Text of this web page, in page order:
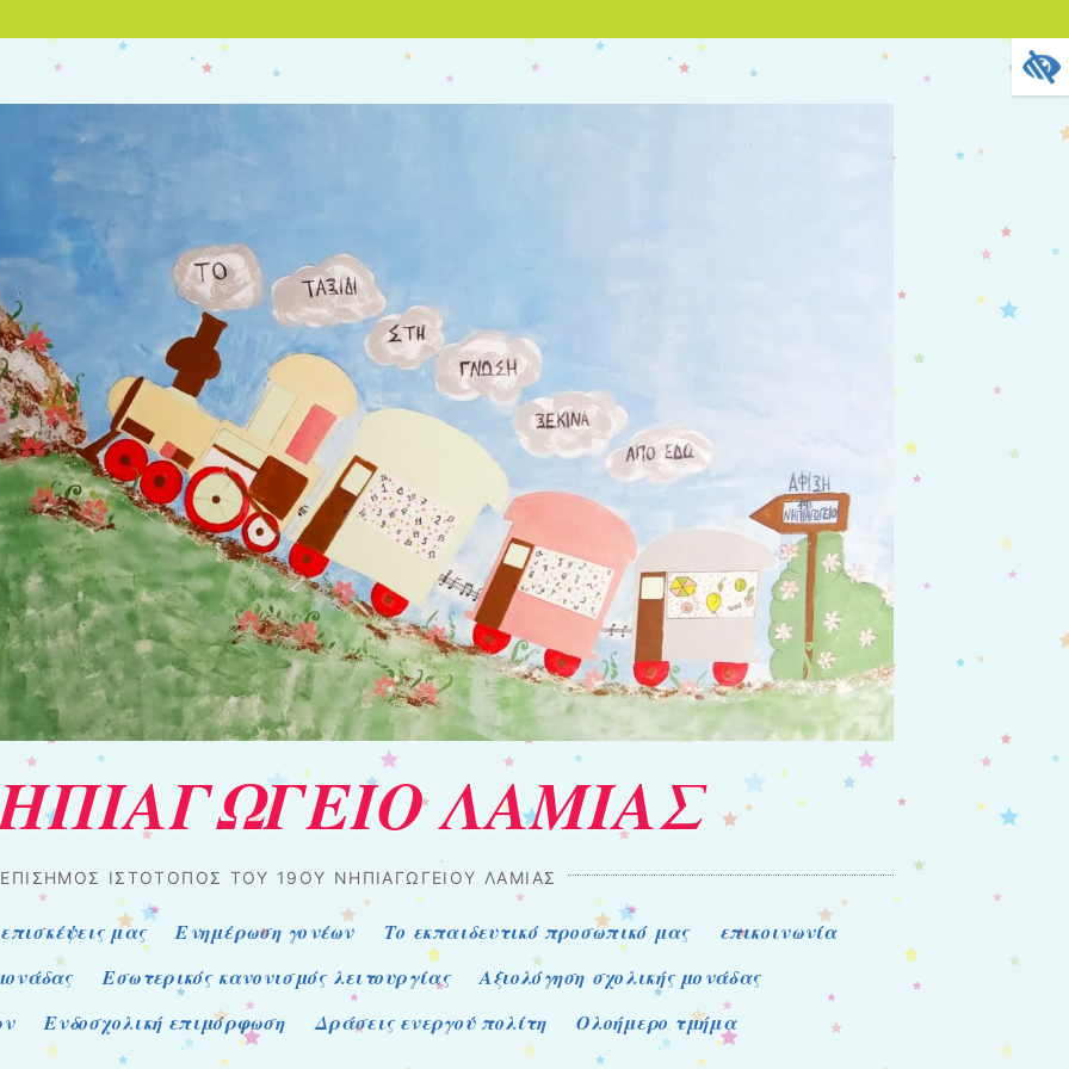
ΛΑΜΙΑΣ
ΙΣΤΌΤΟΠΟΣ ΤΟΥ 19ΟΥ ΝΗΠΙΑΓΩΓΕΊΟΥ ΛΑΜΊΑΣ
μας Ενημέρωση γονέων Το εκπαιδευτικό προσωπικό μας
επικοινωνία
Εσωτερικός κανονισμός λειτουργίας
Αξιολόγηση σχολικής μονάδας
Ενδοσχολική επιμόρφωση Δράσεις ενεργού πολίτη Ολοήμερο τμήμα